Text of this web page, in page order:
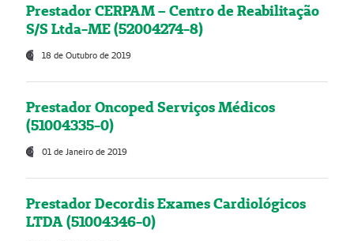
Prestador CERPAM – Centro de Reabilitação
S/S Ltda-ME (52004274-8)
18 de Outubro de 2019
Prestador Oncoped Serviços Médicos
(51004335-0)
01 de Janeiro de 2019
Prestador Decordis Exames Cardiológicos
LTDA (51004346-0)